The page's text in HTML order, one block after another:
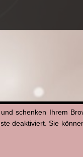
schenken Ihrem
deaktiviert. Sie